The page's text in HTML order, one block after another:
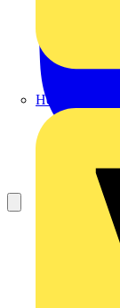
Heinrich